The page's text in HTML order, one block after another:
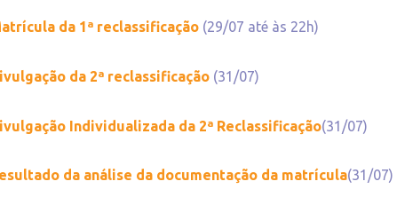
da 1ª reclassificação (29/07 até às 22h)
da 2ª reclassificação (31/07)
Individualizada da 2ª Reclassificação(31/07)
da análise da documentação da matrícula(31/07)